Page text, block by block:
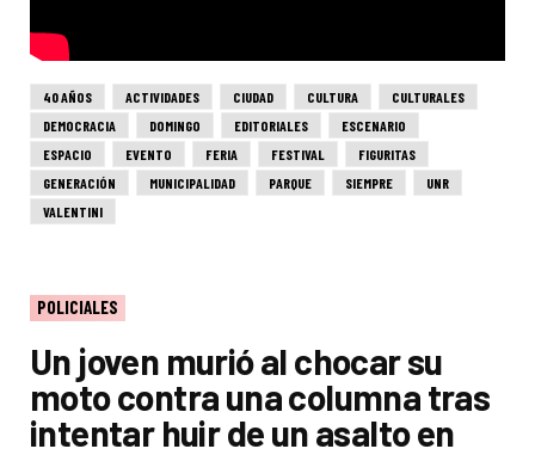
40 AÑOS ACTIVIDADES CIUDAD CULTURA
CULTURALES
DEMOCRACIA
DOMINGO EDITORIALES
ESCENARIO
ESPACIO
EVENTO FERIA FESTIVAL
FIGURITAS
GENERACIÓN
MUNICIPALIDAD PARQUE SIEMPRE
UNR
VALENTINI